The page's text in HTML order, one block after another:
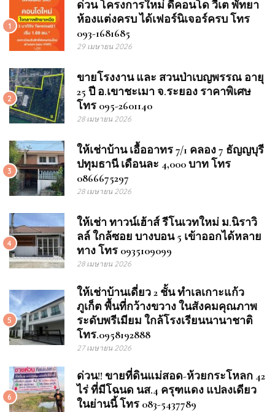
1
ด่วน โครงการใหม่ ดีคอนโด วีเต พัทยา
ห้องแต่งครบ ได้เฟอร์นิเจอร์ครบ โทร
093-1681685
29 เมษายน 2026
2
ขายโรงงาน และ สวนป่าเบญพรรณ อายุ
25 ปี อ.เขาชะเมา จ.ระยอง ราคาพิเศษ
โทร 095-2601140
28 เมษายน 2026
3
ให้เช่าบ้าน เอื้ออาทร 7/1 คลอง 7 ธัญญบุรี
ปทุมธานี เดือนละ 4,000 บาท โทร
0866675297
28 เมษายน 2026
4
ให้เช่า ทาวน์เฮ้าส์ รีโนเวทใหม่ ม.นิราวิ
ลล์ ใกล้ซอย บางบอน 5 เข้าออกได้หลาย
ทาง โทร 0935109099
28 เมษายน 2026
5
ให้เช่าบ้านเดี่ยว 2 ชั้น ทำเลเกาะแก้ว
ภูเก็ต พื้นที่กว้างขวาง ในสังคมคุณภาพ
ระดับพรีเมียม ใกล้โรงเรียนนานาชาติ
โทร.0958192888
27 เมษายน 2026
6
ด่วน!! ขายที่ดินแม่สอด-ห้วยกระโหลก 42
ไร่ ที่มีโฉนด นส.4 ครุฑแดง แปลงเดียว
ในย่านนี้ โทร 083-5437789